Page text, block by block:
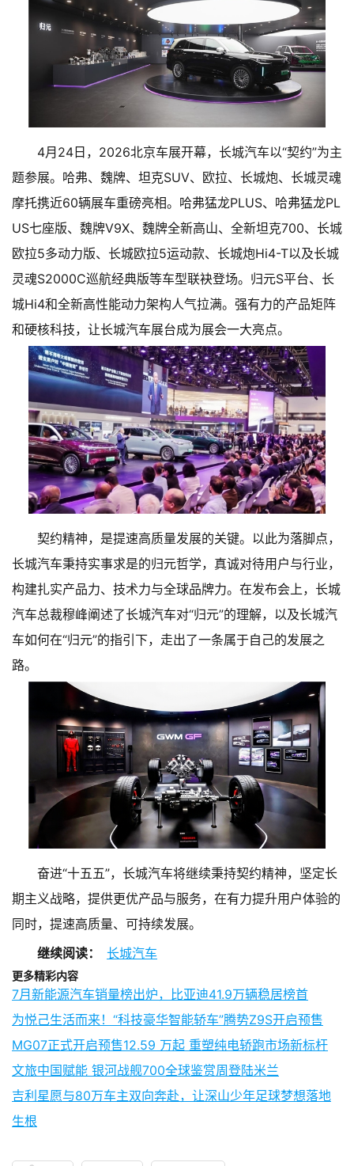
4月24日，2026北京车展开幕，长城汽车以“契约”为主
题参展。哈弗、魏牌、坦克SUV、欧拉、长城炮、长城灵魂
摩托携近60辆展车重磅亮相。哈弗猛龙PLUS、哈弗猛龙PL
US七座版、魏牌V9X、魏牌全新高山、全新坦克700、长城
欧拉5多动力版、长城欧拉5运动款、长城炮Hi4-T以及长城
灵魂S2000C巡航经典版等车型联袂登场。归元S平台、长
城Hi4和全新高性能动力架构人气拉满。强有力的产品矩阵
和硬核科技，让长城汽车展台成为展会一大亮点。
契约精神，是提速高质量发展的关键。以此为落脚点，
长城汽车秉持实事求是的归元哲学，真诚对待用户与行业，
构建扎实产品力、技术力与全球品牌力。在发布会上，长城
汽车总裁穆峰阐述了长城汽车对“归元”的理解，以及长城汽
车如何在“归元”的指引下，走出了一条属于自己的发展之
路。
奋进“十五五”，长城汽车将继续秉持契约精神，坚定长
期主义战略，提供更优产品与服务，在有力提升用户体验的
同时，提速高质量、可持续发展。
继续阅读：
长城汽车
更多精彩内容
7月新能源汽车销量榜出炉，比亚迪41.9万辆稳居榜首
为悦己生活而来！“科技豪华智能轿车”腾势Z9S开启预售
MG07正式开启预售12.59 万起 重塑纯电轿跑市场新标杆
文旅中国赋能 银河战舰700全球鉴赏周登陆米兰
吉利星愿与80万车主双向奔赴，让深山少年足球梦想落地
生根